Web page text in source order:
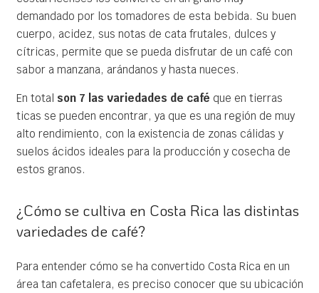
demandado por los tomadores de esta bebida. Su buen
cuerpo, acidez, sus notas de cata frutales, dulces y
cítricas, permite que se pueda disfrutar de un café con
sabor a manzana, arándanos y hasta nueces.
En total son 7 las variedades de café que en tierras
ticas se pueden encontrar, ya que es una región de muy
alto rendimiento, con la existencia de zonas cálidas y
suelos ácidos ideales para la producción y cosecha de
estos granos.
¿Cómo se cultiva en Costa Rica las distintas
variedades de café?
Para entender cómo se ha convertido Costa Rica en un
área tan cafetalera, es preciso conocer que su ubicación